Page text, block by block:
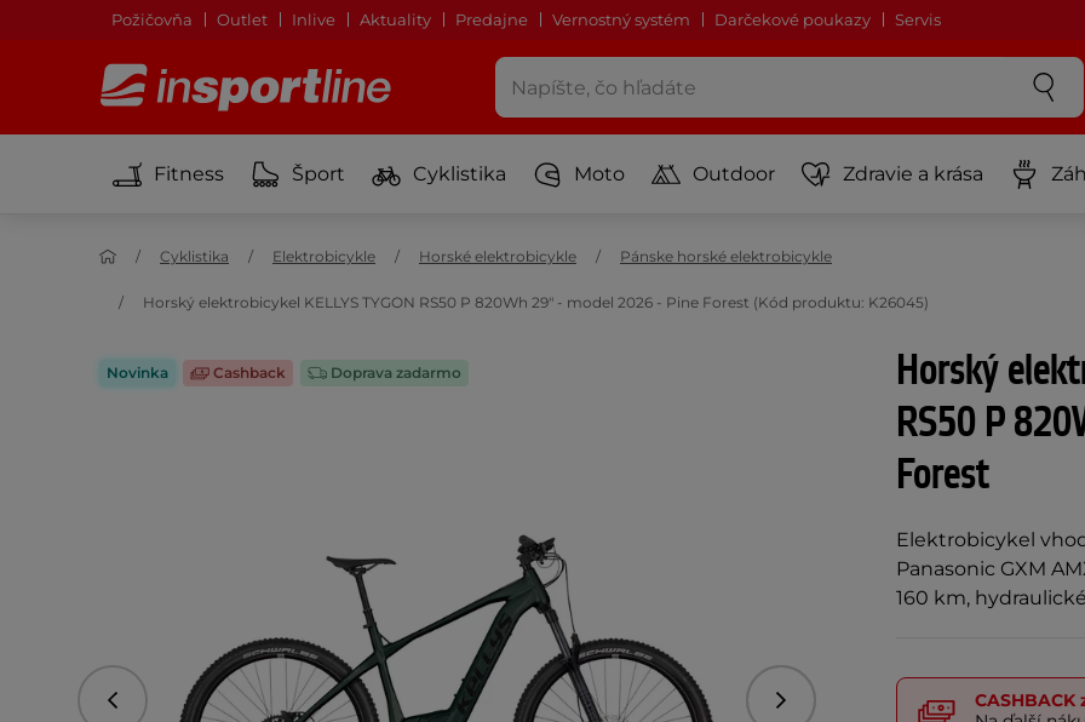
Požičovňa Outlet Inlive Aktuality Predajne Vernostný systém Darčekové poukazy Servis
Fitness Šport Cyklistika Moto Outdoor Zdravie a krása
Cyklistika Elektrobicykle Horské elektrobicykle Pánske horské elektrobicykle
Horský elektrobicykel KELLYS TYGON RS50 P 820Wh 29" - model 2026 - Pine Forest (Kód produktu: K26045)
Horský
RS50 P
Forest
Elektrobicykel
Panasonic GXM
160 km,
Novinka Cashback Doprava zadarmo
Predchádzajúce Nasledujúce CASHBACK